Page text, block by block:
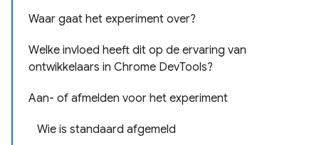
Waar gaat het experiment over?
Welke invloed heeft dit op de ervaring van
ontwikkelaars in Chrome DevTools?
Aan- of afmelden voor het experiment
Wie is standaard afgemeld